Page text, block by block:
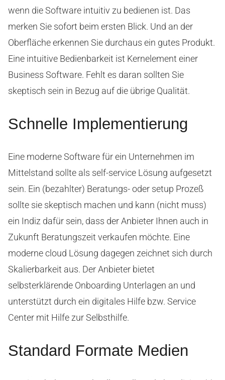
wenn die Software intuitiv zu bedienen ist. Das
merken Sie sofort beim ersten Blick. Und an der
Oberfläche erkennen Sie durchaus ein gutes Produkt.
Eine intuitive Bedienbarkeit ist Kernelement einer
Business Software. Fehlt es daran sollten Sie
skeptisch sein in Bezug auf die übrige Qualität.
Schnelle Implementierung
Eine moderne Software für ein Unternehmen im
Mittelstand sollte als self-service Lösung aufgesetzt
sein. Ein (bezahlter) Beratungs- oder setup Prozeß
sollte sie skeptisch machen und kann (nicht muss)
ein Indiz dafür sein, dass der Anbieter Ihnen auch in
Zukunft Beratungszeit verkaufen möchte. Eine
moderne cloud Lösung dagegen zeichnet sich durch
Skalierbarkeit aus. Der Anbieter bietet
selbsterklärende Onboarding Unterlagen an und
unterstützt durch ein digitales Hilfe bzw. Service
Center mit Hilfe zur Selbsthilfe.
Standard Formate Medien